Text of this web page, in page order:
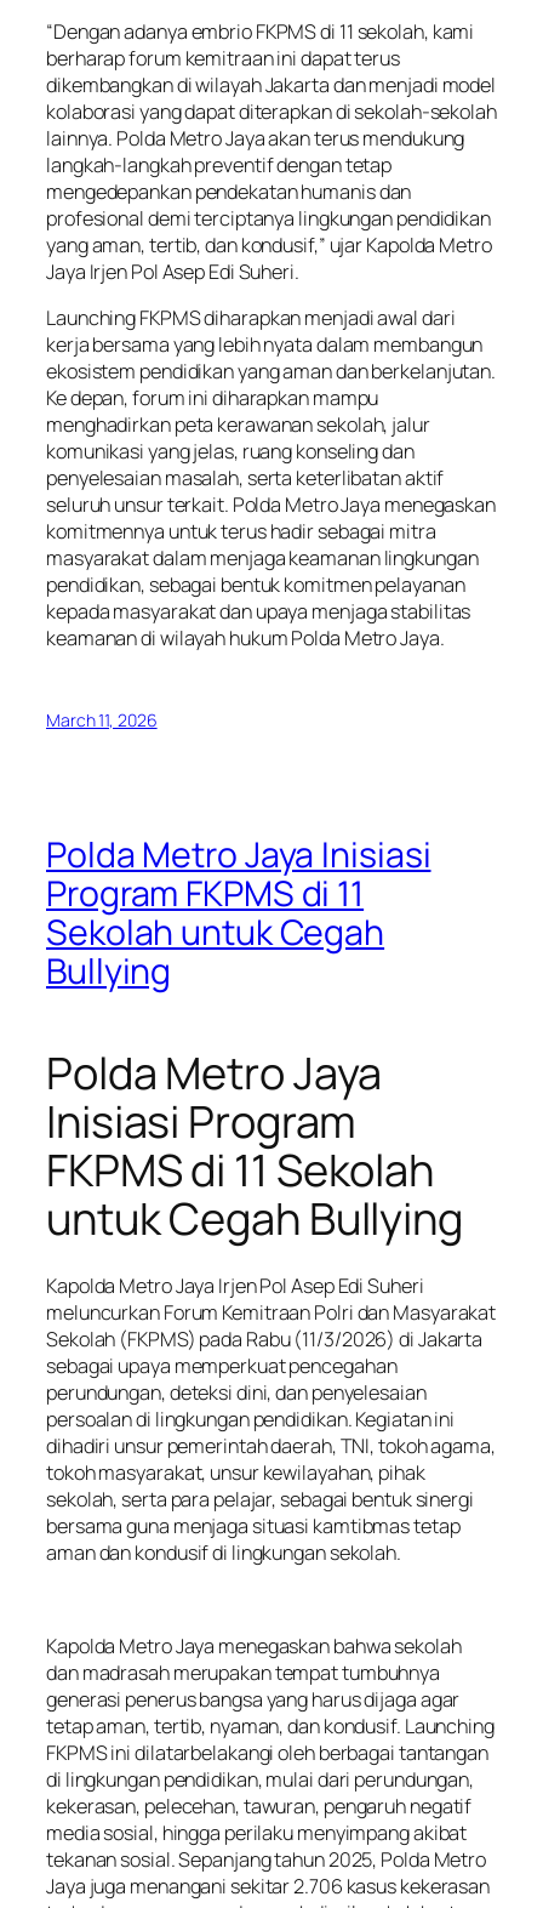
“Dengan adanya embrio FKPMS di 11 sekolah, kami
berharap forum kemitraan ini dapat terus
dikembangkan di wilayah Jakarta dan menjadi model
kolaborasi yang dapat diterapkan di sekolah-sekolah
lainnya. Polda Metro Jaya akan terus mendukung
langkah-langkah preventif dengan tetap
mengedepankan pendekatan humanis dan
profesional demi terciptanya lingkungan pendidikan
yang aman, tertib, dan kondusif,” ujar Kapolda Metro
Jaya Irjen Pol Asep Edi Suheri.
Launching FKPMS diharapkan menjadi awal dari
kerja bersama yang lebih nyata dalam membangun
ekosistem pendidikan yang aman dan berkelanjutan.
Ke depan, forum ini diharapkan mampu
menghadirkan peta kerawanan sekolah, jalur
komunikasi yang jelas, ruang konseling dan
penyelesaian masalah, serta keterlibatan aktif
seluruh unsur terkait. Polda Metro Jaya menegaskan
komitmennya untuk terus hadir sebagai mitra
masyarakat dalam menjaga keamanan lingkungan
pendidikan, sebagai bentuk komitmen pelayanan
kepada masyarakat dan upaya menjaga stabilitas
keamanan di wilayah hukum Polda Metro Jaya.
March 11, 2026
Polda Metro Jaya Inisiasi
Program FKPMS di 11
Sekolah untuk Cegah
Bullying
Polda Metro Jaya
Inisiasi Program
FKPMS di 11 Sekolah
untuk Cegah Bullying
Kapolda Metro Jaya Irjen Pol Asep Edi Suheri
meluncurkan Forum Kemitraan Polri dan Masyarakat
Sekolah (FKPMS) pada Rabu (11/3/2026) di Jakarta
sebagai upaya memperkuat pencegahan
perundungan, deteksi dini, dan penyelesaian
persoalan di lingkungan pendidikan. Kegiatan ini
dihadiri unsur pemerintah daerah, TNI, tokoh agama,
tokoh masyarakat, unsur kewilayahan, pihak
sekolah, serta para pelajar, sebagai bentuk sinergi
bersama guna menjaga situasi kamtibmas tetap
aman dan kondusif di lingkungan sekolah.
Kapolda Metro Jaya menegaskan bahwa sekolah
dan madrasah merupakan tempat tumbuhnya
generasi penerus bangsa yang harus dijaga agar
tetap aman, tertib, nyaman, dan kondusif. Launching
FKPMS ini dilatarbelakangi oleh berbagai tantangan
di lingkungan pendidikan, mulai dari perundungan,
kekerasan, pelecehan, tawuran, pengaruh negatif
media sosial, hingga perilaku menyimpang akibat
tekanan sosial. Sepanjang tahun 2025, Polda Metro
Jaya juga menangani sekitar 2.706 kasus kekerasan